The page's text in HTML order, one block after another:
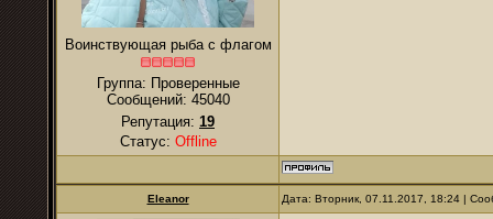
Воинствующая рыба с флагом
Группа: Проверенные
Сообщений: 45040
Репутация: 19
Статус: Offline
Eleanor Дата: Вторник, 07.11.2017, 18:24 |